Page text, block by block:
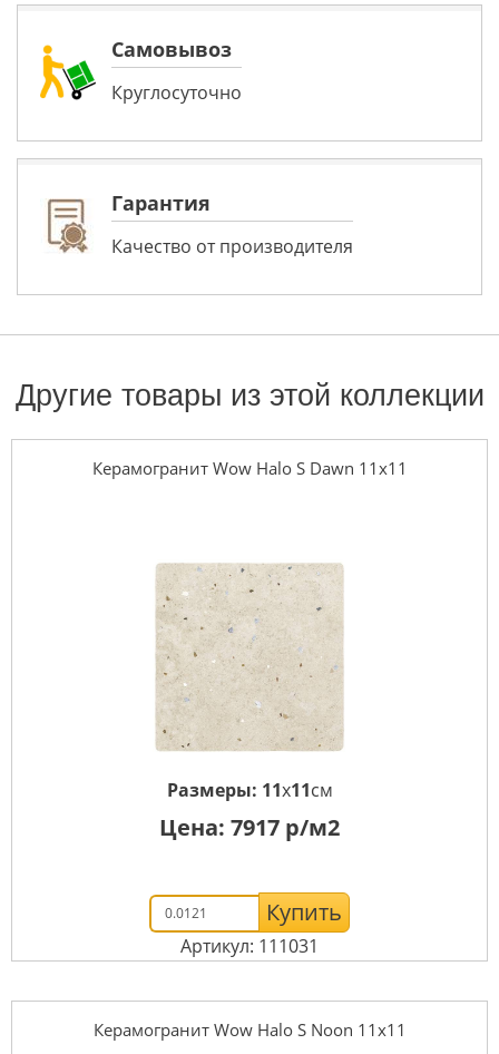
Самовывоз
Круглосуточно
Гарантия
Качество от производителя
Другие товары из этой коллекции
Керамогранит Wow Halo S Dawn 11x11
Размеры: 11x11см
Цена: 7917 р/м2
Купить
Артикул: 111031
Керамогранит Wow Halo S Noon 11x11